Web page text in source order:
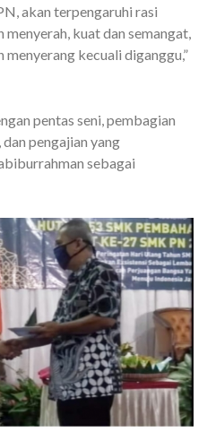
akan terpengaruhi rasi
kuat dan semangat,
kecuali diganggu,”
pentas seni, pembagian
pengajian yang
sebagai